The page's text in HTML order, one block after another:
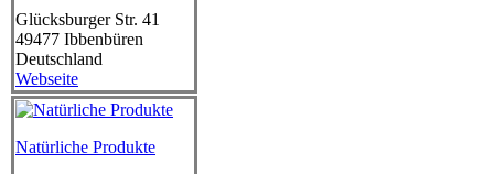
Glücksburger Str. 41
49477 Ibbenbüren
Deutschland
Webseite
Natürliche Produkte